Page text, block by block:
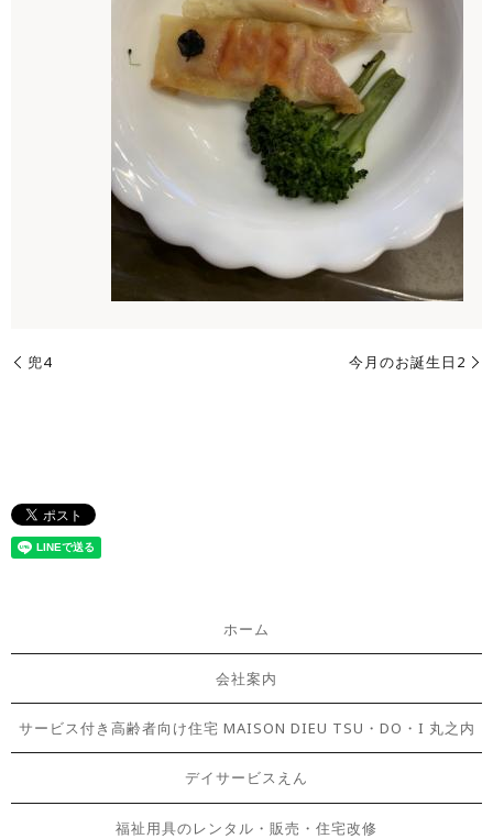
兜4 今月のお誕生日2
ホーム
会社案内
サービス付き高齢者向け住宅 MAISON DIEU TSU・DO・I 丸之内
デイサービスえん
福祉用具のレンタル・販売・住宅改修